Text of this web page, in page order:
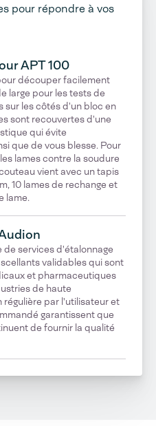
pour répondre à vos
APT 100
découper facilement
large pour les tests de
sur les côtés d'un bloc en
sont recouvertes d'une
qui évite
que de vous blesse. Pour
lames contre la soudure
vient avec un tapis
10 lames de rechange et
lame.
services d'étalonnage
validables qui sont
et pharmaceutiques
de haute
par l'utilisateur et
garantissent que
de fournir la qualité